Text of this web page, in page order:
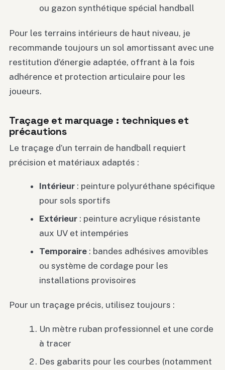
ou gazon synthétique spécial handball
Pour les terrains intérieurs de haut niveau, je
recommande toujours un sol amortissant avec une
restitution d’énergie adaptée, offrant à la fois
adhérence et protection articulaire pour les
joueurs.
Traçage et marquage : techniques et
précautions
Le traçage d’un terrain de handball requiert
précision et matériaux adaptés :
Intérieur : peinture polyuréthane spécifique
pour sols sportifs
Extérieur : peinture acrylique résistante
aux UV et intempéries
Temporaire : bandes adhésives amovibles
ou système de cordage pour les
installations provisoires
Pour un traçage précis, utilisez toujours :
Un mètre ruban professionnel et une corde
à tracer
Des gabarits pour les courbes (notamment